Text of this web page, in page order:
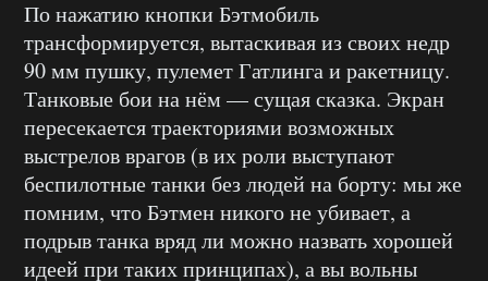
По нажатию кнопки Бэтмобиль
трансформируется, вытаскивая из своих недр
90 мм пушку, пулемет Гатлинга и ракетницу.
Танковые бои на нём — сущая сказка. Экран
пересекается траекториями возможных
выстрелов врагов (в их роли выступают
беспилотные танки без людей на борту: мы же
помним, что Бэтмен никого не убивает, а
подрыв танка вряд ли можно назвать хорошей
идеей при таких принципах), а вы вольны